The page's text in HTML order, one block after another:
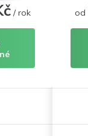
/ rok od